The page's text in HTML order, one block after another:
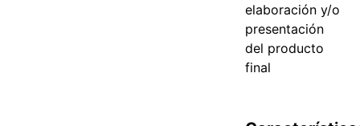
elaboración y/o
presentación
del producto
final